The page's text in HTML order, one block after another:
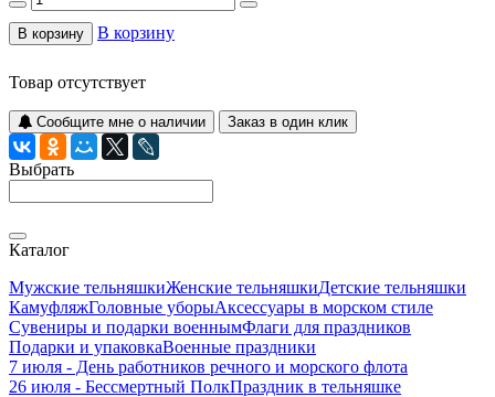
В корзину В корзину
Товар отсутствует
Сообщите мне о наличии Заказ в один клик
Выбрать
Каталог
Мужские тельняшкиЖенские тельняшкиДетские тельняшки
КамуфляжГоловные уборыАксессуары в морском стиле
Сувениры и подарки военнымФлаги для праздников
Подарки и упаковкаВоенные праздники
7 июля - День работников речного и морского флота
26 июля - Бессмертный ПолкПраздник в тельняшке